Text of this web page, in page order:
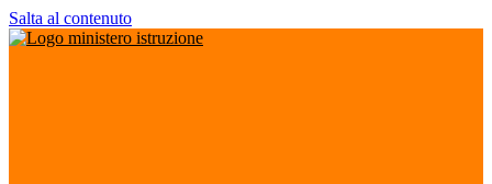
Salta al contenuto